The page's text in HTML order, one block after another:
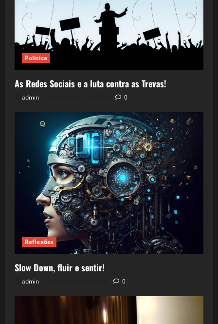
Política
As Redes Sociais e a luta contra as Trevas!
admin 0
Reflexões
Slow Down, fluir e sentir!
admin 0